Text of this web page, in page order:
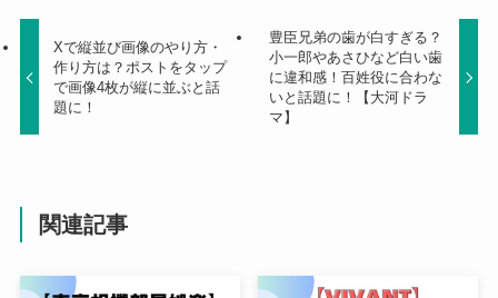
Xで縦並び画像のやり方・
作り方は？ポストをタップ
で画像4枚が縦に並ぶと話
題に！
豊臣兄弟の歯が白すぎる？
小一郎やあさひなど白い歯
に違和感！百姓役に合わな
いと話題に！【大河ドラ
マ】
関連記事